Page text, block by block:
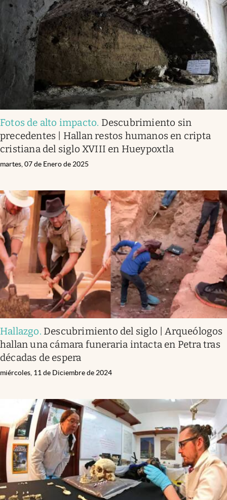
Fotos de alto impacto. Descubrimiento sin
precedentes | Hallan restos humanos en cripta
cristiana del siglo XVIII en Hueypoxtla
martes, 07 de Enero de 2025
Hallazgo. Descubrimiento del siglo | Arqueólogos
hallan una cámara funeraria intacta en Petra tras
décadas de espera
miércoles, 11 de Diciembre de 2024